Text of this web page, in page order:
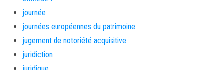
journée
journées européennes du patrimoine
jugement de notoriété acquisitive
juridiction